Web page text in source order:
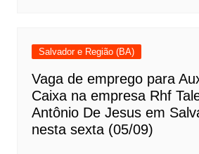
Salvador e Região (BA)
Vaga de emprego para
Caixa na empresa Rhf
Antônio De Jesus em
nesta sexta (05/09)